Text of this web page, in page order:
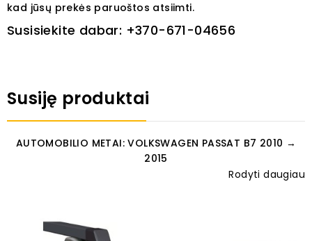
kad jūsų prekės paruoštos atsiimti.
Susisiekite dabar: +370-671-04656
Susiję produktai
AUTOMOBILIO METAI: VOLKSWAGEN PASSAT B7 2010 →
2015
Rodyti daugiau